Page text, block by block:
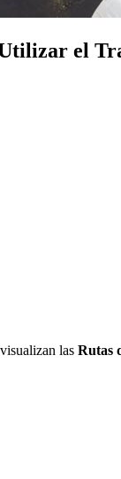
el
las Rutas